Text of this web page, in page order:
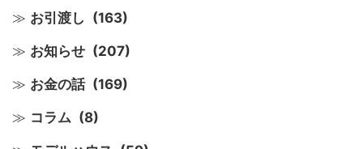
お引渡し (163)
お知らせ (207)
お金の話 (169)
コラム (8)